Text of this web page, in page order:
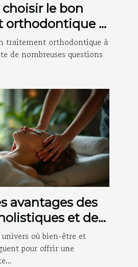
le bon
orthodontique à
?
traitement orthodontique à
de nombreuses questions
avantages des
et des
où bien-être et
pour offrir une